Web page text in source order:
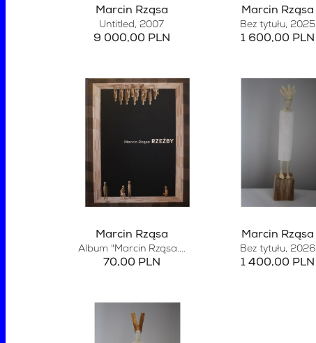
Marcin Rząsa
Untitled , 2007
9 000,00 PLN
Marcin Rząsa
Bez tytułu, 2025
1 600,00 PLN
Marcin Rząsa
Album "Marcin Rząsa....
70,00 PLN
Marcin Rząsa
Bez tytułu, 2026
1 400,00 PLN